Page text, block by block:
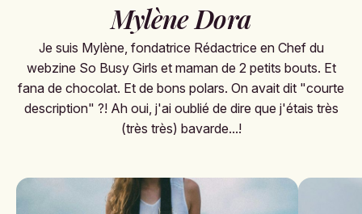
Mylène Dora
Je suis Mylène, fondatrice Rédactrice en Chef du
webzine So Busy Girls et maman de 2 petits bouts. Et
fana de chocolat. Et de bons polars. On avait dit "courte
description" ?! Ah oui, j'ai oublié de dire que j'étais très
(très très) bavarde...!